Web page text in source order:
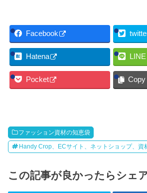
Facebook
Hatena LINE
Pocket Copy
ファッション資材の知恵袋
Handy Crop、ECサイト、ネットショップ、資
この記事が良かったらシェ